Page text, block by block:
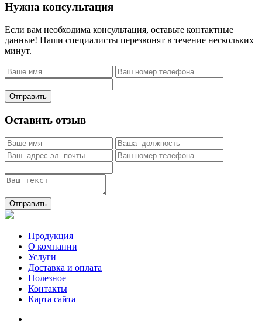
Нужна консультация
Если вам необходима консультация, оставьте контактные
данные! Наши специалисты перезвонят в течение нескольких
минут.
Отправить
Оставить отзыв
Отправить
Продукция
О компании
Услуги
Доставка и оплата
Полезное
Контакты
Карта сайта